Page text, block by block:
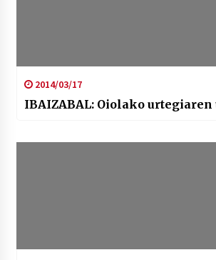
2014/03/17
IBAIZABAL: Oiolako urtegiaren